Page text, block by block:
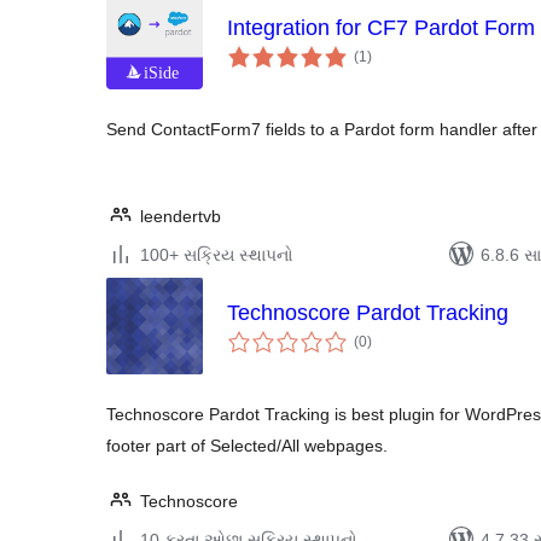
Integration for CF7 Pardot
(1કુલ
રેટિંગ્સ
)
Send ContactForm7 fields to a Pardot form handler
leendertvb
100+ સક્રિય સ્થાપનો
6.8.6
Technoscore Pardot Tracking
(0કુલ
રેટિંગ્સ
)
Technoscore Pardot Tracking is best plugin for
footer part of Selected/All webpages.
Technoscore